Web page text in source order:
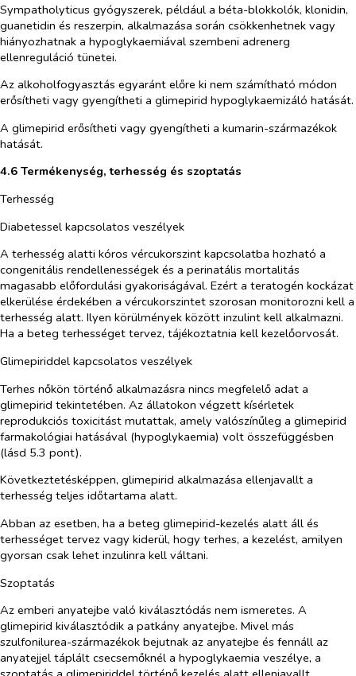
Sympatholyticus gyógyszerek, például a béta-blokkolók, klonidin,
guanetidin és reszerpin, alkalmazása során csökkenhetnek vagy
hiányozhatnak a hypoglykaemiával szembeni adrenerg
ellenreguláció tünetei.
Az alkoholfogyasztás egyaránt előre ki nem számítható módon
erősítheti vagy gyengítheti a glimepirid hypoglykaemizáló hatását.
A glimepirid erősítheti vagy gyengítheti a kumarin-származékok
hatását.
4.6 Termékenység, terhesség és szoptatás
Terhesség
Diabetessel kapcsolatos veszélyek
A terhesség alatti kóros vércukorszint kapcsolatba hozható a
congenitális rendellenességek és a perinatális mortalitás
magasabb előfordulási gyakoriságával. Ezért a teratogén kockázat
elkerülése érdekében a vércukorszintet szorosan monitorozni kell a
terhesség alatt. Ilyen körülmények között inzulint kell alkalmazni.
Ha a beteg terhességet tervez, tájékoztatnia kell kezelőorvosát.
Glimepiriddel kapcsolatos veszélyek
Terhes nőkön történő alkalmazásra nincs megfelelő adat a
glimepirid tekintetében. Az állatokon végzett kísérletek
reprodukciós toxicitást mutattak, amely valószínűleg a glimepirid
farmakológiai hatásával (hypoglykaemia) volt összefüggésben
(lásd 5.3 pont).
Következtetésképpen, glimepirid alkalmazása ellenjavallt a
terhesség teljes időtartama alatt.
Abban az esetben, ha a beteg glimepirid-kezelés alatt áll és
terhességet tervez vagy kiderül, hogy terhes, a kezelést, amilyen
gyorsan csak lehet inzulinra kell váltani.
Szoptatás
Az emberi anyatejbe való kiválasztódás nem ismeretes. A
glimepirid kiválasztódik a patkány anyatejbe. Mivel más
szulfonilurea-származékok bejutnak az anyatejbe és fennáll az
anyatejjel táplált csecsemőknél a hypoglykaemia veszélye, a